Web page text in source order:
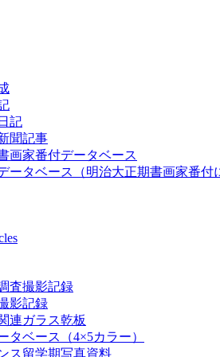
記
聞記事
画家番付データベース
ータベース（明治大正期書画家番付
査撮影記録
影記録
連ガラス乾板
タベース（4×5カラー）
ス留学期写真資料